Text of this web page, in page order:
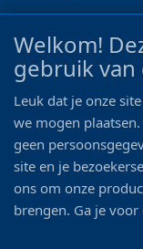
0546 - 622 990
06 - 11 19 81
info@bo-vis.nl
Welkom!
gebruik van
Leuk dat je onze
we mogen
geen
site en je
ons om onze
brengen. Ga je